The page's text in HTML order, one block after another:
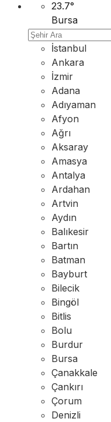
23.7°
Bursa
İstanbul
Ankara
İzmir
Adana
Adıyaman
Afyon
Ağrı
Aksaray
Amasya
Antalya
Ardahan
Artvin
Aydın
Balıkesir
Bartın
Batman
Bayburt
Bilecik
Bingöl
Bitlis
Bolu
Burdur
Bursa
Çanakkale
Çankırı
Çorum
Denizli